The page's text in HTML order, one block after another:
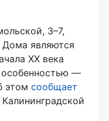
3–7,
являются
XX века
особенностью —
этом сообщает